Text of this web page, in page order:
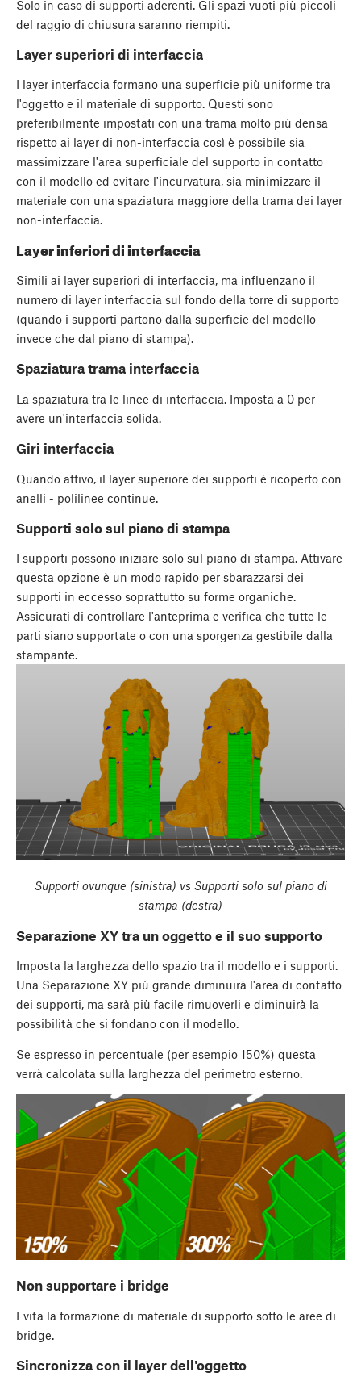
Solo in caso di supporti aderenti. Gli spazi vuoti più piccoli
del raggio di chiusura saranno riempiti.
Layer superiori di interfaccia
I layer interfaccia formano una superficie più uniforme tra
l'oggetto e il materiale di supporto. Questi sono
preferibilmente impostati con una trama molto più densa
rispetto ai layer di non-interfaccia così è possibile sia
massimizzare l'area superficiale del supporto in contatto
con il modello ed evitare l'incurvatura, sia minimizzare il
materiale con una spaziatura maggiore della trama dei layer
non-interfaccia.
Layer inferiori di interfaccia
Simili ai layer superiori di interfaccia, ma influenzano il
numero di layer interfaccia sul fondo della torre di supporto
(quando i supporti partono dalla superficie del modello
invece che dal piano di stampa).
Spaziatura trama interfaccia
La spaziatura tra le linee di interfaccia. Imposta a 0 per
avere un'interfaccia solida.
Giri interfaccia
Quando attivo, il layer superiore dei supporti è ricoperto con
anelli - polilinee continue.
Supporti solo sul piano di stampa
I supporti possono iniziare solo sul piano di stampa. Attivare
questa opzione è un modo rapido per sbarazzarsi dei
supporti in eccesso soprattutto su forme organiche.
Assicurati di controllare l'anteprima e verifica che tutte le
parti siano supportate o con una sporgenza gestibile dalla
stampante.
Supporti ovunque (sinistra) vs Supporti solo sul piano di
stampa (destra)
Separazione XY tra un oggetto e il suo supporto
Imposta la larghezza dello spazio tra il modello e i supporti.
Una Separazione XY più grande diminuirà l'area di contatto
dei supporti, ma sarà più facile rimuoverli e diminuirà la
possibilità che si fondano con il modello.
Se espresso in percentuale (per esempio 150%) questa
verrà calcolata sulla larghezza del perimetro esterno.
Non supportare i bridge
Evita la formazione di materiale di supporto sotto le aree di
bridge.
Sincronizza con il layer dell'oggetto